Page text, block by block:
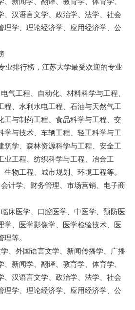
、汉语言文学、政治学、法学、社会
理学、理论经济学、应用经济学、公
业排行榜，江苏大学最受欢迎的专业
气工程、自动化、材料科学与工程、
程、水利水电工程、石油与天然气工
工与制药工程、食品科学与工程、交
学与技术、车辆工程、轻工科学与工
筑学、森林资源科学与工程、安全工
业工程、纺织科学与工程、冶金工
物工程、城市规划、环境工程等。
计学、财务管理、市场营销、电子商
床医学、口腔医学、中医学、预防医
学、医学影像学、医学检验技术、医
等。
、外国语言文学、新闻传播学、广播
新闻学、翻译、教育学、体育学、
、汉语言文学、政治学、法学、社会
理学、理论经济学、应用经济学、公